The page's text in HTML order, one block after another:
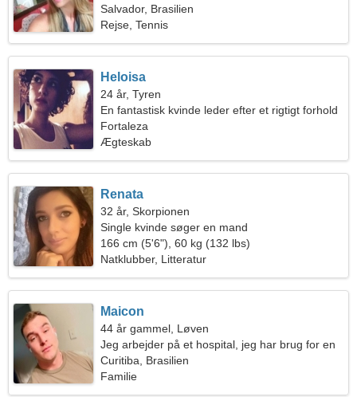
Salvador, Brasilien
Rejse, Tennis
Heloisa
24 år, Tyren
En fantastisk kvinde leder efter et rigtigt forhold
Fortaleza
Ægteskab
Renata
32 år, Skorpionen
Single kvinde søger en mand
166 cm (5'6"), 60 kg (132 lbs)
Natklubber, Litteratur
Maicon
44 år gammel, Løven
Jeg arbejder på et hospital, jeg har brug for en
glad kvinde
Curitiba, Brasilien
Familie